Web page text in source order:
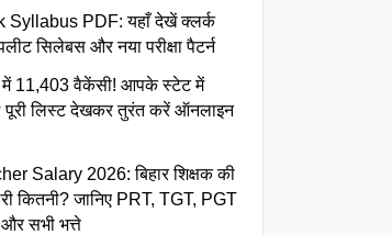
Syllabus PDF: यहाँ देखें क्लर्क
सिलेबस और नया परीक्षा पैटर्न
में 11,403 वैकेंसी! आपके स्टेट में
पूरी लिस्ट देखकर तुरंत करें ऑनलाइन
Salary 2026: बिहार शिक्षक की
कितनी? जानिए PRT, TGT, PGT
सभी भत्ते